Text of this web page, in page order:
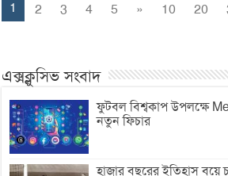
1 2 3 4 5 » 10 20
এক্সক্লুসিভ সংবাদ
ফুটবল বিশ্বকাপ উপলক্ষে
নতুন ফিচার
হাজার বছরের ইতিহাস